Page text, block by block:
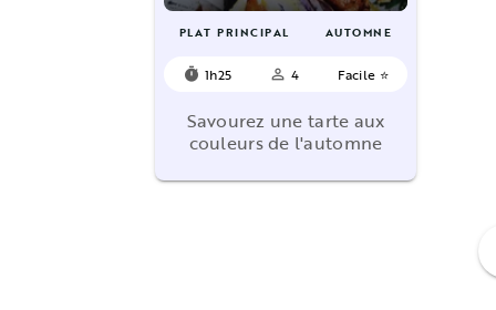
PLAT PRINCIPAL AUTOMNE
timer 1h25 person_outline 4 Facile ⭐
Savourez une tarte aux
couleurs de l'automne